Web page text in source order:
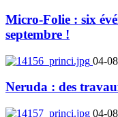
Micro-Folie : six
septembre !
04-
Neruda : des
04-